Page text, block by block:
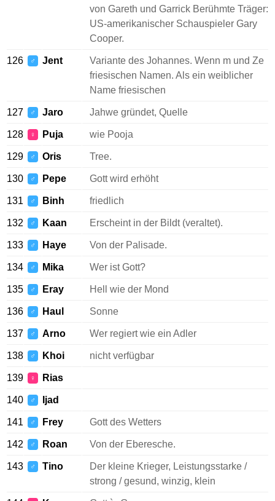
von Gareth und Garrick Berühmte Träger:
US-amerikanischer Schauspieler Gary
Cooper.
126 ♂ Jent
Variante des Johannes. Wenn m und Ze
friesischen Namen. Als ein weiblicher
Name friesischen
127 ♂ Jaro Jahwe gründet, Quelle
128 ♀ Puja wie Pooja
129 ♂ Oris Tree.
130 ♂ Pepe Gott wird erhöht
131 ♂ Binh friedlich
132 ♂ Kaan Erscheint in der Bildt (veraltet).
133 ♂ Haye Von der Palisade.
134 ♂ Mika Wer ist Gott?
135 ♂ Eray Hell wie der Mond
136 ♂ Haul Sonne
137 ♂ Arno Wer regiert wie ein Adler
138 ♂ Khoi nicht verfügbar
139 ♀ Rias
140 ♂ Ijad
141 ♂ Frey Gott des Wetters
142 ♂ Roan Von der Eberesche.
143 ♂ Tino
Der kleine Krieger, Leistungsstarke /
strong / gesund, winzig, klein